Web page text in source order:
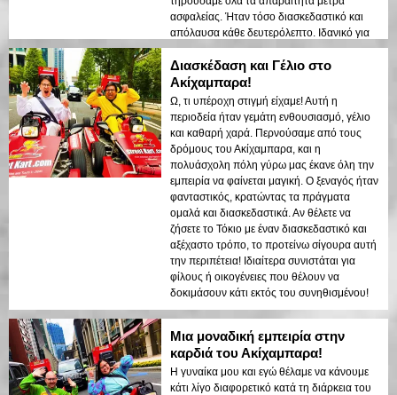
ασφαλείας. Ήταν τόσο διασκεδαστικό και
απόλαυσα κάθε δευτερόλεπτο. Ιδανικό για
οποιονδήποτε θέλει να δοκιμάσει κάτι
μοναδικό στο Τόκιο!
Διασκέδαση και Γέλιο στο
Ακίχαμπαρα!
Ω, τι υπέροχη στιγμή είχαμε! Αυτή η
περιοδεία ήταν γεμάτη ενθουσιασμό, γέλιο
και καθαρή χαρά. Περνούσαμε από τους
δρόμους του Ακίχαμπαρα, και η
πολυάσχολη πόλη γύρω μας έκανε όλη την
εμπειρία να φαίνεται μαγική. Ο ξεναγός ήταν
φανταστικός, κρατώντας τα πράγματα
ομαλά και διασκεδαστικά. Αν θέλετε να
ζήσετε το Τόκιο με έναν διασκεδαστικό και
αξέχαστο τρόπο, το προτείνω σίγουρα αυτή
την περιπέτεια! Ιδιαίτερα συνιστάται για
φίλους ή οικογένειες που θέλουν να
δοκιμάσουν κάτι εκτός του συνηθισμένου!
Μια μοναδική εμπειρία στην
καρδιά του Ακίχαμπαρα!
Η γυναίκα μου και εγώ θέλαμε να κάνουμε
κάτι λίγο διαφορετικό κατά τη διάρκεια του